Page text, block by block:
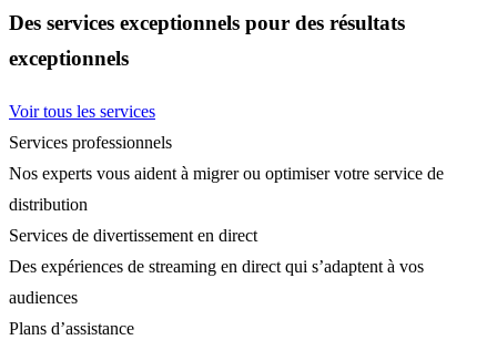
Des services exceptionnels pour des résultats
exceptionnels
Voir tous les services
Services professionnels
Nos experts vous aident à migrer ou optimiser votre service de
distribution
Services de divertissement en direct
Des expériences de streaming en direct qui s’adaptent à vos
audiences
Plans d’assistance